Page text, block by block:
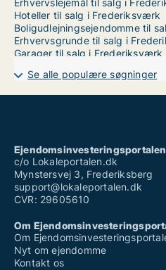
Erhvervslejemål til salg i
Hoteller til salg i Frederiksværk
Boligudlejningsejendomme til
Erhvervsgrunde til salg i
Garager til salg i Frederiksværk
Se alle populære søgninger
c/o Lokaleportalen.dk
Mynstersvej 3, Frederiksberg
support@lokaleportalen.dk
CVR: 29605610
Om
Om
Nyt om ejendomme
Kontakt os